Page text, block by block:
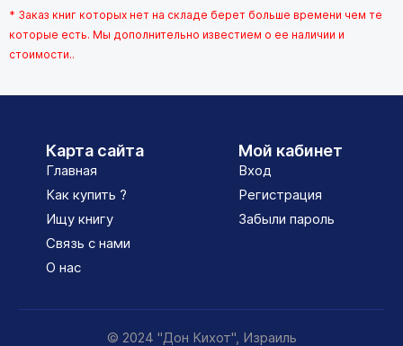
* Заказ книг которых нет на складе берет больше времени чем те
которые есть. Мы дополнительно известием о ее наличии и
стоимости..
Карта сайта
Главная
Как купить ?
Ищу книгу
Связь с нами
О нас
Мой кабинет
Вход
Регистрация
Забыли пароль
© 2024 "Дон Кихот", Израиль